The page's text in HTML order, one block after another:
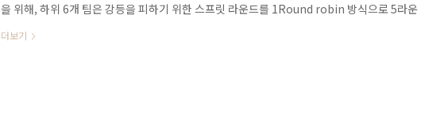
을 위해, 하위 6개 팀은 강등을 피하기 위한 스프릿 라운드를 1Round robin 방식으로 5라운
승강 플레이 오프와 하위 스플릿은 얼리지 않는다. 2019 K리그1 포항스틸러스 경기일정을 살
더보기